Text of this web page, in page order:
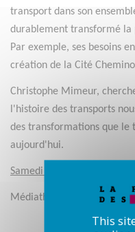
transport dans son
durablement transformé la
Par exemple, ses besoins
création de la Cité
Christophe Mimeur,
l'histoire des transports
des transformations que
aujourd'hui.
Samedi 17 janvier à 16h
Médiathèque Jean Sterlin
This